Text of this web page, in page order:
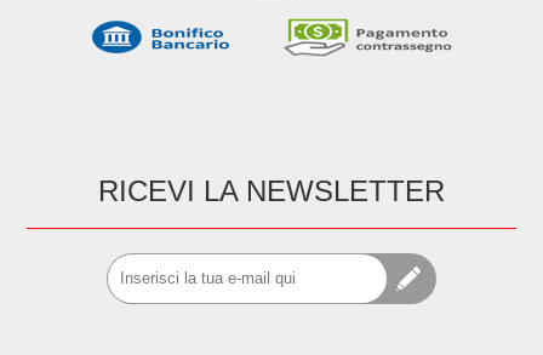
RICEVI LA NEWSLETTER